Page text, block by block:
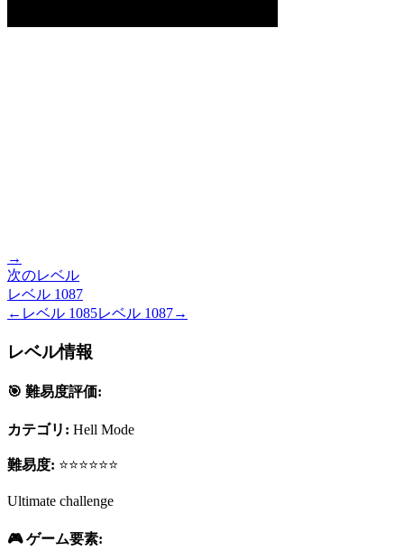
→
次のレベル
レベル 1087
← レベル 1085レベル 1087→
レベル情報
🎯 難易度評価:
カテゴリ: Hell Mode
難易度: ⭐⭐⭐⭐⭐⭐
Ultimate challenge
🎮 ゲーム要素: